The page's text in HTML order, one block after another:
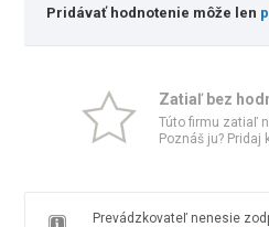
Pridávať hodnotenie môže len
Zatiaľ bez
Túto firmu zatiaľ
Poznáš ju?
Prevádzkovateľ nenesie